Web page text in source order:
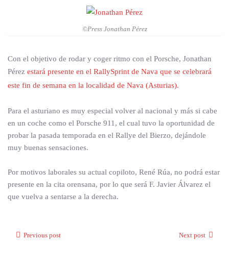
©Press Jonathan Pérez
Con el objetivo de rodar y coger ritmo con el Porsche, Jonathan
Pérez estará presente en el RallySprint de Nava que se celebrará
este fin de semana en la localidad de Nava (Asturias).
Para el asturiano es muy especial volver al nacional y más si cabe
en un coche como el Porsche 911, el cual tuvo la oportunidad de
probar la pasada temporada en el Rallye del Bierzo, dejándole
muy buenas sensaciones.
Por motivos laborales su actual copiloto, René Rúa, no podrá estar
presente en la cita orensana, por lo que será F. Javier Álvarez el
que vuelva a sentarse a la derecha.
Previous post Next post